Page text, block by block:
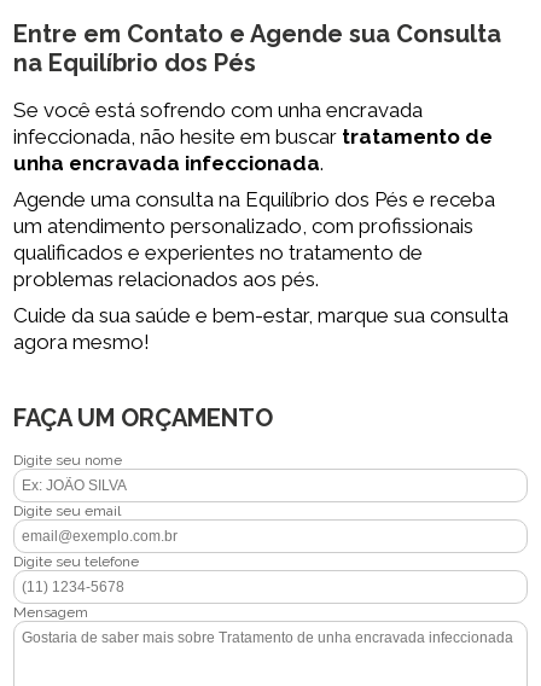
Entre em Contato e Agende sua Consulta
na Equilíbrio dos Pés
Se você está sofrendo com unha encravada
infeccionada, não hesite em buscar tratamento de
unha encravada infeccionada.
Agende uma consulta na Equilíbrio dos Pés e receba
um atendimento personalizado, com profissionais
qualificados e experientes no tratamento de
problemas relacionados aos pés.
Cuide da sua saúde e bem-estar, marque sua consulta
agora mesmo!
FAÇA UM ORÇAMENTO
Digite seu nome
Digite seu email
Digite seu telefone
Mensagem